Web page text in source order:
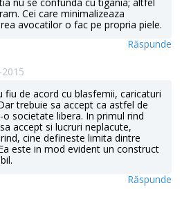
Cei care minimalizeaza
avocatilor o fac pe propria piele.
Răspunde
fiu de acord cu blasfemii, caricaturi
trebuie sa accept ca astfel de
societate libera. In primul rind
accept si lucruri neplacute,
cine defineste limita dintre
este in mod evident un construct
Răspunde